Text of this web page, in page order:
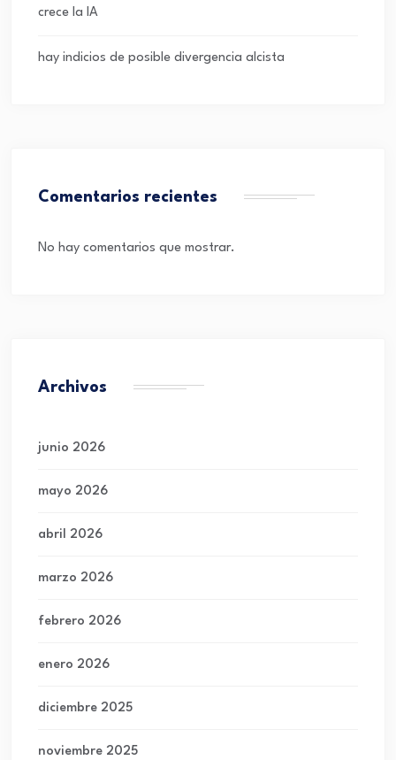
crece la IA
hay indicios de posible divergencia alcista
Comentarios recientes
No hay comentarios que mostrar.
Archivos
junio 2026
mayo 2026
abril 2026
marzo 2026
febrero 2026
enero 2026
diciembre 2025
noviembre 2025